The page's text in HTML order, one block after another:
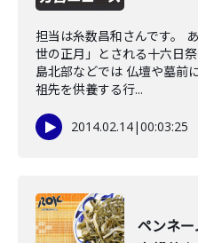
担当は糸数昌和さんです。
世の正月」とされる十六日
島北部などでは 仏壇や墓前
祖先を供養する行...
2014.02.14|00:03:25
ペンネ